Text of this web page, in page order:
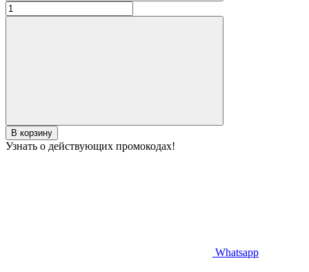
В корзину
Узнать о действующих промокодах!
Whatsapp